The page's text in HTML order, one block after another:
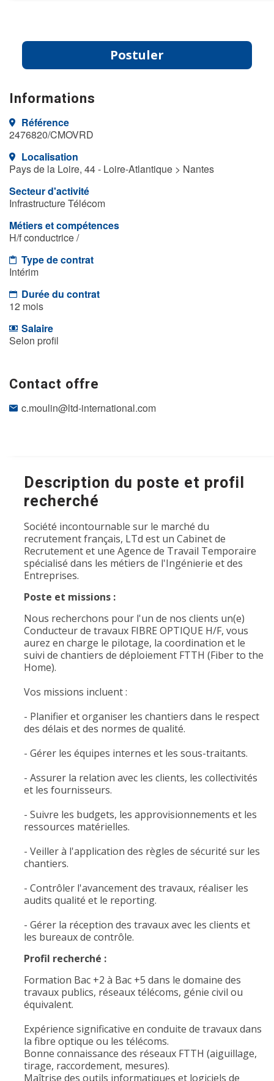
Postuler
Informations
Référence
2476820/CMOVRD
Localisation
Pays de la Loire, 44 - Loire-Atlantique > Nantes
Secteur d'activité
Infrastructure Télécom
Métiers et compétences
H/f conductrice /
Type de contrat
Intérim
Durée du contrat
12 mois
Salaire
Selon profil
Contact offre
c.moulin@ltd-international.com
Description du poste et profil
recherché
Société incontournable sur le marché du
recrutement français, LTd est un Cabinet de
Recrutement et une Agence de Travail Temporaire
spécialisé dans les métiers de l'Ingénierie et des
Entreprises.
Poste et missions :
Nous recherchons pour l'un de nos clients un(e)
Conducteur de travaux FIBRE OPTIQUE H/F, vous
aurez en charge le pilotage, la coordination et le
suivi de chantiers de déploiement FTTH (Fiber to the
Home).
Vos missions incluent :
- Planifier et organiser les chantiers dans le respect
des délais et des normes de qualité.
- Gérer les équipes internes et les sous-traitants.
- Assurer la relation avec les clients, les collectivités
et les fournisseurs.
- Suivre les budgets, les approvisionnements et les
ressources matérielles.
- Veiller à l'application des règles de sécurité sur les
chantiers.
- Contrôler l'avancement des travaux, réaliser les
audits qualité et le reporting.
- Gérer la réception des travaux avec les clients et
les bureaux de contrôle.
Profil recherché :
Formation Bac +2 à Bac +5 dans le domaine des
travaux publics, réseaux télécoms, génie civil ou
équivalent.
Expérience significative en conduite de travaux dans
la fibre optique ou les télécoms.
Bonne connaissance des réseaux FTTH (aiguillage,
tirage, raccordement, mesures).
Maîtrise des outils informatiques et logiciels de